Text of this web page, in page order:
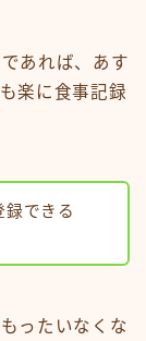
あれば、あす
楽に食事記録
録できる
ったいなくな